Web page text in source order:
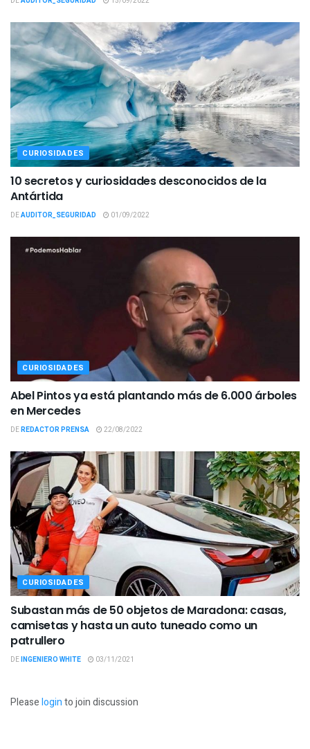
CURIOSIDADES
10 secretos y curiosidades desconocidos de la
Antártida
DEAUDITOR_SEGURIDAD 01/09/2022
CURIOSIDADES
Abel Pintos ya está plantando más de 6.000 árboles
en Mercedes
DEREDACTOR PRENSA 22/08/2022
CURIOSIDADES
Subastan más de 50 objetos de Maradona: casas,
camisetas y hasta un auto tuneado como un
patrullero
DEINGENIERO WHITE 03/11/2021
Pleaseloginto join discussion